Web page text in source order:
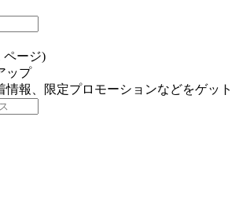
ページ)
ップ
情報、限定プロモーションなどをゲット